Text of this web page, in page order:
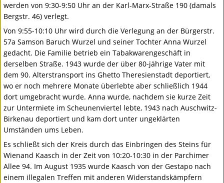
werden von 9:30-9:50 Uhr an der Karl-Marx-Straße 190 (damals
Bergstr. 46) verlegt.
Von 9:55-10:10 Uhr wird durch die Verlegung an der Bürgerstr.
57a Samson Baruch Wurzel und seiner Tochter Anna Wurzel
gedacht. Die Familie betrieb ein Tabakwarengeschäft in
derselben Straße. 1943 wurde der über 80-jährige Vater mit
dem 90. Alterstransport ins Ghetto Theresienstadt deportiert,
wo er noch mehrere Monate überlebte aber schließlich 1944
dort umgebracht wurde. Anna wurde, nachdem sie kurze Zeit
zur Untermiete im Scheunenviertel lebte, 1943 nach Auschwitz-
Birkenau deportiert und kam dort unter ungeklärten
Umständen ums Leben.
Es schließt sich der Kreis durch das Einbringen des Steins für
Wienand Kaasch in der Zeit von 10:20-10:30 in der Parchimer
Allee 94. Im August 1935 wurde Kaasch von der Gestapo nach
einem illegalen Treffen mit anderen Widerstandskämpfern